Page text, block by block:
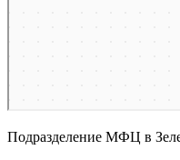
Подразделение МФЦ в